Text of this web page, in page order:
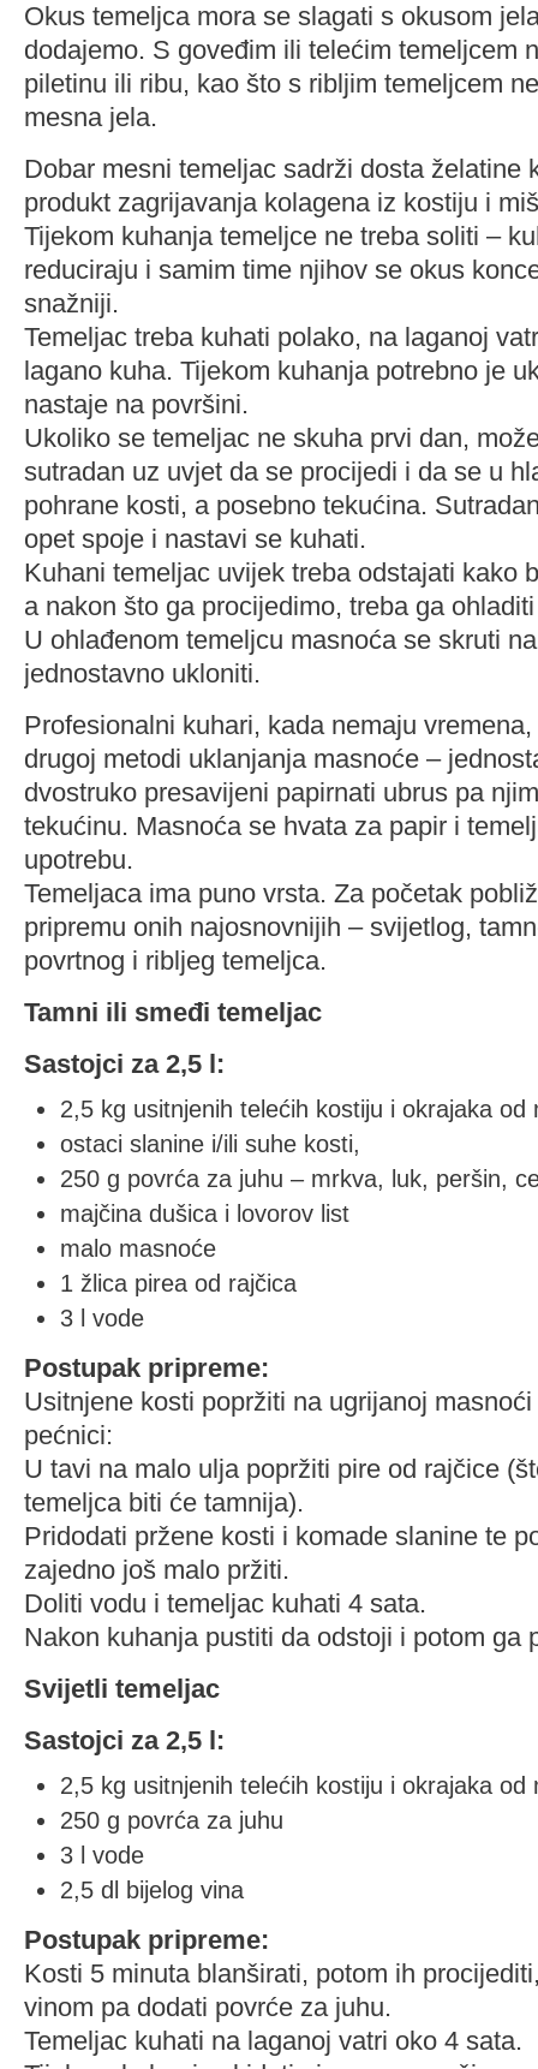
Okus temeljca mora se slagati s okusom
dodajemo. S goveđim ili telećim temeljcem
piletinu ili ribu, kao što s ribljim temeljcem
mesna jela.
Dobar mesni temeljac sadrži dosta želatine
produkt zagrijavanja kolagena iz kostiju i
Tijekom kuhanja temeljce ne treba soliti –
reduciraju i samim time njihov se okus
snažniji.
Temeljac treba kuhati polako, na laganoj
lagano kuha. Tijekom kuhanja potrebno je
nastaje na površini.
Ukoliko se temeljac ne skuha prvi dan,
sutradan uz uvjet da se procijedi i da se u
pohrane kosti, a posebno tekućina.
opet spoje i nastavi se kuhati.
Kuhani temeljac uvijek treba odstajati kako
a nakon što ga procijedimo, treba ga
U ohlađenom temeljcu masnoća se skruti
jednostavno ukloniti.
Profesionalni kuhari, kada nemaju
drugoj metodi uklanjanja masnoće –
dvostruko presavijeni papirnati ubrus pa
tekućinu. Masnoća se hvata za papir i
upotrebu.
Temeljaca ima puno vrsta. Za početak
pripremu onih najosnovnijih – svijetlog,
povrtnog i ribljeg temeljca.
Tamni ili smeđi temeljac
Sastojci za 2,5 l:
2,5 kg usitnjenih telećih kostiju i okrajaka od
ostaci slanine i/ili suhe kosti,
250 g povrća za juhu – mrkva, luk, peršin,
majčina dušica i lovorov list
malo masnoće
1 žlica pirea od rajčica
3 l vode
Postupak pripreme:
Usitnjene kosti popržiti na ugrijanoj
pećnici:
U tavi na malo ulja popržiti pire od rajčice
temeljca biti će tamnija).
Pridodati pržene kosti i komade slanine te
zajedno još malo pržiti.
Doliti vodu i temeljac kuhati 4 sata.
Nakon kuhanja pustiti da odstoji i potom ga
Svijetli temeljac
Sastojci za 2,5 l:
2,5 kg usitnjenih telećih kostiju i okrajaka od
250 g povrća za juhu
3 l vode
2,5 dl bijelog vina
Postupak pripreme:
Kosti 5 minuta blanširati, potom ih
vinom pa dodati povrće za juhu.
Temeljac kuhati na laganoj vatri oko 4 sata.